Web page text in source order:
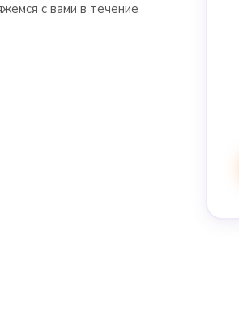
с вами в течение